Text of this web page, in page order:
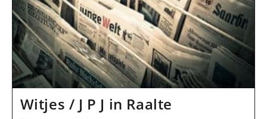
Witjes / J P J in Raalte